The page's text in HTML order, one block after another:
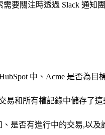
要關注時透過 Slack 通知團
中、Acme 是否為
易和所有權記錄中儲存了
是否有進行中的交易,以及